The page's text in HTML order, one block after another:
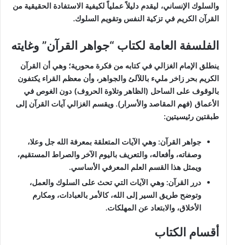
والسلوك الإنساني، ليقدم دليلاً عملياً لكيفية الاستفادة الحقيقية من
القرآن الكريم في تزكية النفس وتقويم السلوك.
الفلسفة العامة لكتاب “جواهر القرآن” وغايته
ينطلق الإمام الغزالي في كتابه من فكرة محورية؛ وهي أن القرآن
الكريم بحر زاخر مليء باللآلئ والجواهر، وأن معظم القراء يكتفون
بالوقوف على الساحل (الظاهر وتلاوة الحروف) دون الغوص في
الأعماق (فهم المقاصد والأسرار). ويقسم الغزالي آيات القرآن إلى
طبقتين رئيسيتين:
جواهر القرآن: وهي الآيات المتعلقة بمعرفة الله جل وعلا،
وصفاته، وأفعاله، والتعريف باليوم الآخر والصراط المستقيم،
ويمثل هذا القسم العلم المعرفي الأساسي.
درر القرآن: وهي الآيات التي تحث على السلوك والعمل،
وتوضح طريق السير إلى الله، كالأمر بالعبادات، ومكارم
الأخلاق، والابتعاد عن المهلكات.
أقسام الكتاب